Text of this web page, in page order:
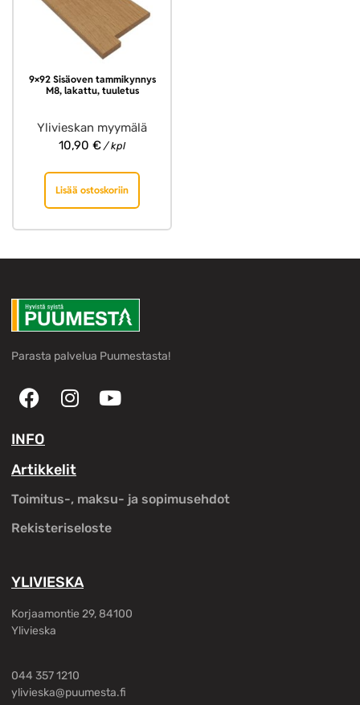
9×92 Sisäoven tammikynnys
M8, lakattu, tuuletus
Ylivieskan myymälä
10,90 € / kpl
Lisää ostoskoriin
Parasta palvelua Puumestasta!
INFO
Artikkelit
Toimitus-, maksu- ja sopimusehdot
Rekisteriseloste
YLIVIESKA
Korjaamontie 29, 84100
Ylivieska
044 357 1210
ylivieska@puumesta.fi